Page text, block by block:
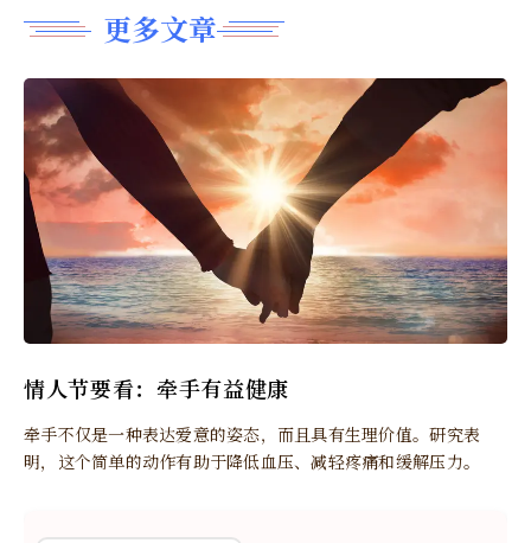
更多文章
情人节要看：牵手有益健康
牵手不仅是一种表达爱意的姿态，而且具有生理价值。研究表
明，这个简单的动作有助于降低血压、减轻疼痛和缓解压力。